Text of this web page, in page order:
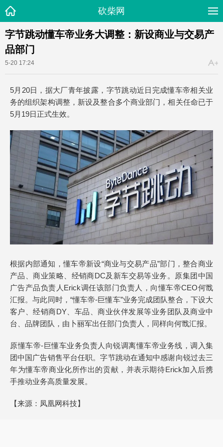
砍柴网
字节跳动懂车帝业务大调整：新设商业与交易产
品部门
5-20 17:24
5月20日，据大厂青年披露，字节跳动近日完成懂车帝相关业
务的组织架构调整，新设及整合多个商业部门，相关任命已于
5月19日正式生效。
根据内部通知，懂车帝新设“商业与交易产品”部门，整合商业
产品、商业策略、经销商DC及新车交易等业务。原集团中国
广告产品负责人Erick调任该部门负责人，向懂车帝CEO何戬
汇报。与此同时，“懂车帝-巨懂车”业务完成团队整合，下设大
客户、经销商DY、车品、商业伙伴发展等业务团队及商业中
台、品牌团队，由卜丽军出任部门负责人，同样向何戬汇报。
原懂车帝-巨懂车业务负责人向锐调离懂车帝业务线，调入集
团中国广告销售平台任职。字节跳动在通知中感谢向锐过去三
年为懂车帝商业化所作出的贡献，并表示期待Erick加入后携
手推动业务高质量发展。
【来源： 凤凰网科技】